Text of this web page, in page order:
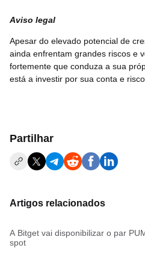
Aviso legal
Apesar do elevado potencial de
ainda enfrentam grandes riscos e
fortemente que conduza a sua
está a investir por sua conta e risco.
Partilhar
Artigos relacionados
A Bitget vai disponibilizar o par
spot